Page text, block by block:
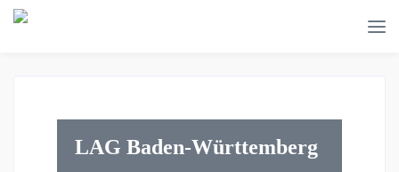
LAG Baden-Württemberg